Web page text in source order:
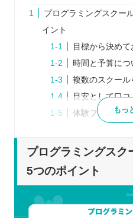
プログラミングスクー
イント
目標から決めて
時間と予算につ
複数のスクール
目安として口
体験プログラム
イント
を把握する
サポートの内容
スケジュール
もっ
プログラミングスク
5つのポイント